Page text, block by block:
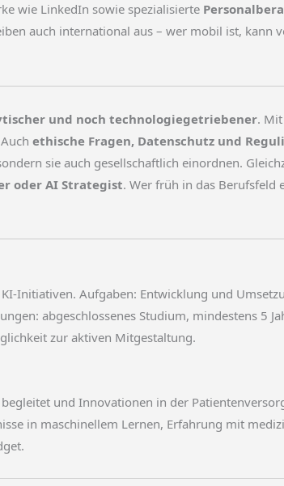
wie LinkedIn sowie spezialisierte
auch international aus – wer mobil ist, kann
und noch technologiegetriebener.
ethische Fragen, Datenschutz und
sie auch gesellschaftlich einordnen.
oder AI Strategist. Wer früh in das Berufsfeld
Initiativen. Aufgaben: Entwicklung und
abgeschlossenes Studium, mindestens 5
zur aktiven Mitgestaltung.
und Innovationen in der
in maschinellem Lernen, Erfahrung mit